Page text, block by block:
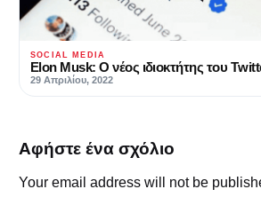
SOCIAL MEDIA
Elon Musk: Ο νέος ιδιοκτήτης του
29 Απριλίου, 2022
Αφήστε ένα σχόλιο
Your email address will not be